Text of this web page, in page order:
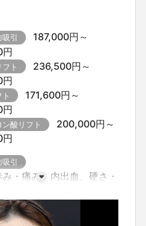
引
187,000円～
ト
236,500円～
171,600円～
ン酸リフト
200,000円～
引
・痛み、内出血、硬さ・
赤み・色素沈着
、創離開
皮膚の凹凸・左